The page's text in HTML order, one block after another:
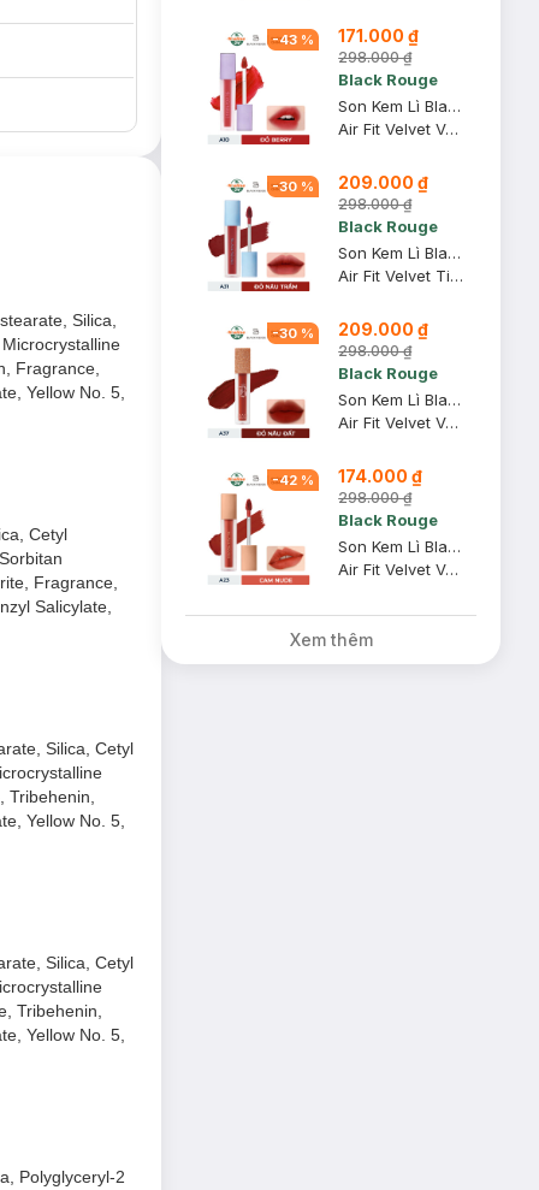
Silica,
Fragrance,
Yellow No. 5,
Cetyl
Fragrance,
Salicylate,
Silica, Cetyl
Yellow No. 5,
Silica, Cetyl
Tribehenin,
Yellow No. 5,
Polyglyceryl-2
-43 % 171.000 ₫
298.000 ₫
Black Rouge
Son Kem Lì Black Rouge A10 Red Berry - Đỏ Berry 4.5g
Air Fit Velvet Ver 2 Mood Filter #A10 Red Berry
-30 % 209.000 ₫
298.000 ₫
Black Rouge
Son Kem Lì Black Rouge A31 Dry Daisy - Đỏ Nâu Trầm 4.5g
Air Fit Velvet Tint Ver 6 Blueming Garden #A31 Dry Daisy
-30 % 209.000 ₫
298.000 ₫
Black Rouge
Son Kem Lì Black Rouge A37 Chili King - Đỏ Nâu Đất 4.5g
Air Fit Velvet Ver 7 Velvet Crown
-42 % 174.000 ₫
298.000 ₫
Black Rouge
Son Kem Lì Black Rouge A23 Vintage Sunset Cam Da Pha Nâu 4.5g
Air Fit Velvet Ver 5 Bam #A23 Vintage Sunset
Xem thêm